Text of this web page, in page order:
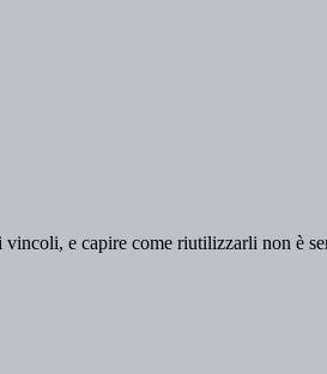
e capire come riutilizzarli non è